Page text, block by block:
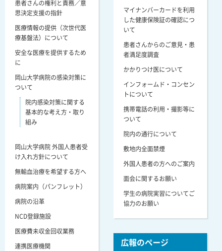
患者さんの権利と責務／意
思決定支援の指針
医療情報の提供（次世代医
療基盤法）について
安全な医療を提供するため
に
岡山大学病院の感染対策に
ついて
院内感染対策に関する
基本的な考え方・取り
組み
岡山大学病院 外国人患者受
け入れ方針について
無輸血治療を希望する方へ
病院案内（パンフレット）
病院の沿革
NCD登録施設
医療費未収金回収業務
連携医療機関
マイナンバーカードを利用
した健康保険証の確認につ
いて
患者さんからのご意見・患
者満足度調査
かかりつけ医について
インフォームド・コンセン
トについて
携帯電話の利用・撮影等に
ついて
院内の通行について
敷地内全面禁煙
外国人患者の方へのご案内
面会に関するお願い
学生の病院実習についてご
協力のお願い
広報のページ